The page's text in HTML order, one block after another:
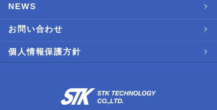
NEWS
お問い合わせ
個人情報保護方針